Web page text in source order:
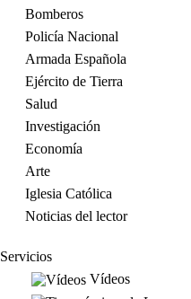
Bomberos
Policía Nacional
Armada Española
Ejército de Tierra
Salud
Investigación
Economía
Arte
Iglesia Católica
Noticias del lector
Servicios
Vídeos